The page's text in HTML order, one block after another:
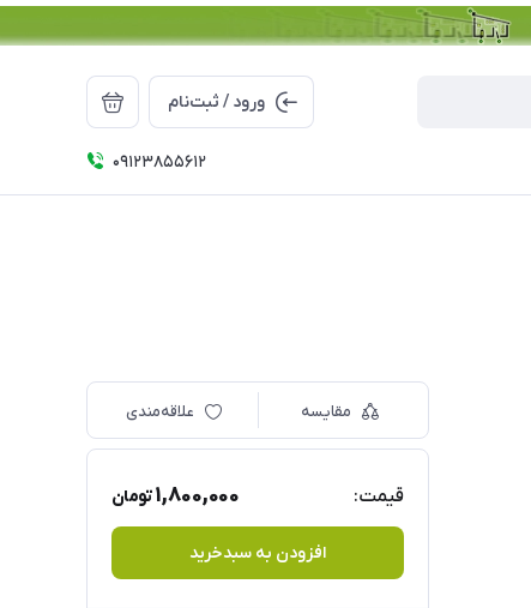
ورود / ثبت‌نام
09123855612
مقایسه علاقه‌مندی
قیمت: 1,800,000تومان
افزودن به سبدخرید